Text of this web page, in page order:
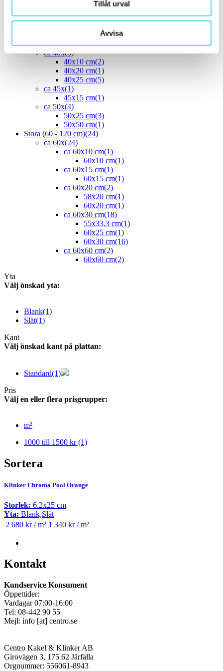
Tillåt urval
Avvisa
30x30 cm(13)
ca 30x60 cm(16)
33.3x55 cm(1)
ca 40x(8)
40x10 cm(2)
40x20 cm(1)
40x25 cm(5)
ca 45x(1)
45x15 cm(1)
ca 50x(4)
50x25 cm(3)
50x50 cm(1)
Stora (60 - 120 cm)(24)
ca 60x(24)
ca 60x10 cm(1)
60x10 cm(1)
ca 60x15 cm(1)
60x15 cm(1)
ca 60x20 cm(2)
58x20 cm(1)
60x20 cm(1)
ca 60x30 cm(18)
55x33.3 cm(1)
60x25 cm(1)
60x30 cm(16)
ca 60x60 cm(2)
60x60 cm(2)
Yta
Välj önskad yta:
Blank(1)
Slät(1)
Kant
Välj önskad kant på plattan:
Standard(1)
Pris
Välj en eller flera prisgrupper:
m²
1000 till 1500 kr(1)
Sortera
Klinker Chroma Pool Orange
Storlek: 6.2x25 cm
Yta: Blank,Slät
2 680 kr / m² 1 340 kr / m²
Kontakt
Kundservice Konsument
Öppettider:
Vardagar 07:00-16:00
Tel: 08-442 90 55
Mejl: info [at] centro.se
Centro Kakel & Klinker AB
Girovägen 3, 175 62 Järfälla
Orgnummer: 556061-8943